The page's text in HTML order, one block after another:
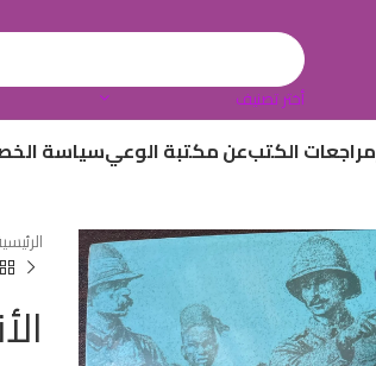
أختر تصنيف
مراجعات الكتبعن مكتبة الوعيسياسة